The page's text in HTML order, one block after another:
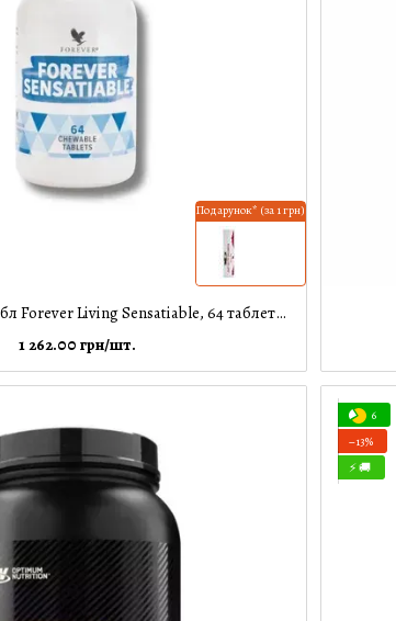
Подарунок* (за 1 грн)
Форевер Сенсейшбл Forever Living Sensatiable, 64 таблетки
1 262.00 грн/шт.
6
−13%
⚡ 🚚